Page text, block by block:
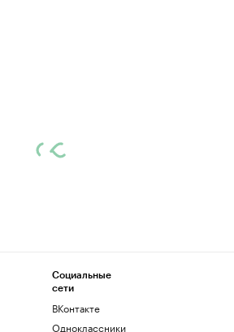
Социальные
сети
ВКонтакте
Одноклассники